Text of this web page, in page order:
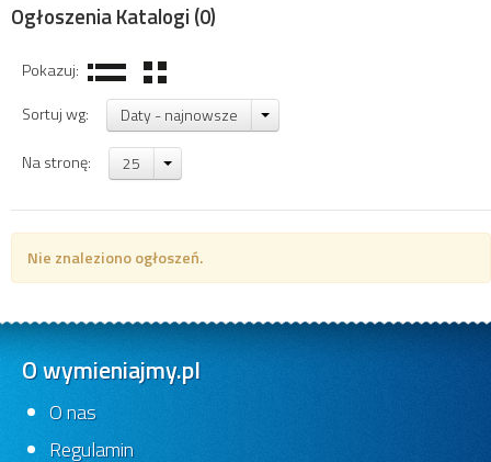
Ogłoszenia Katalogi (0)
Pokazuj:
Sortuj wg:
Daty - najnowsze
Na stronę: 25
Nie znaleziono ogłoszeń.
O wymieniajmy.pl
O nas
Regulamin